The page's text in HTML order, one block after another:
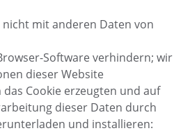
mit anderen Daten von
Software verhindern; wir
dieser Website
Cookie erzeugten und auf
dieser Daten durch
und installieren: